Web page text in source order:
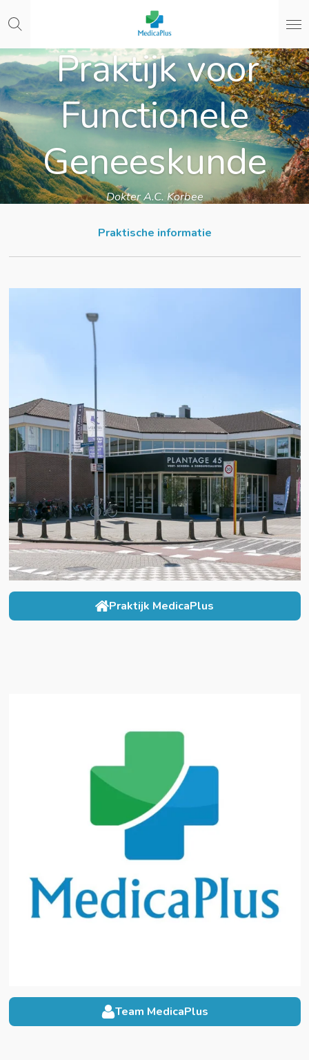
direct
naar
de
hoofdinhoudPraktijk voor
Functionele
Geneeskunde
Dokter A.C. Korbee
Praktische informatie
Praktijk MedicaPlus
Team MedicaPlus